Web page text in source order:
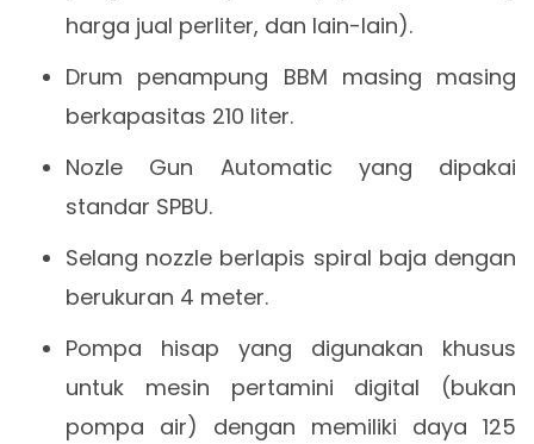
harga jual perliter, dan lain-lain).
Drum penampung BBM masing masing
berkapasitas 210 liter.
Nozle Gun Automatic yang dipakai
standar SPBU.
Selang nozzle berlapis spiral baja dengan
berukuran 4 meter.
Pompa hisap yang digunakan khusus
untuk mesin pertamini digital (bukan
pompa air) dengan memiliki daya 125